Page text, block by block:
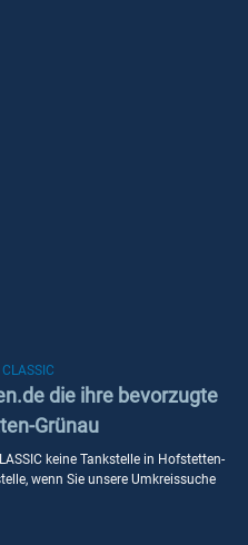
CLASSIC
die ihre bevorzugte
Grünau
keine Tankstelle in Hofstetten-
wenn Sie unsere Umkreissuche